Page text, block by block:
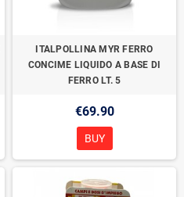
ITALPOLLINA MYR FERRO
CONCIME LIQUIDO A BASE DI
FERRO LT. 5
€69.90
BUY